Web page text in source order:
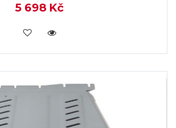
5 698 Kč
KOUPIT